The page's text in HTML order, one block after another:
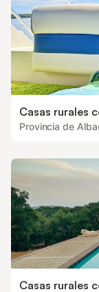
Casas rurales
Provincia de
Casas rurales